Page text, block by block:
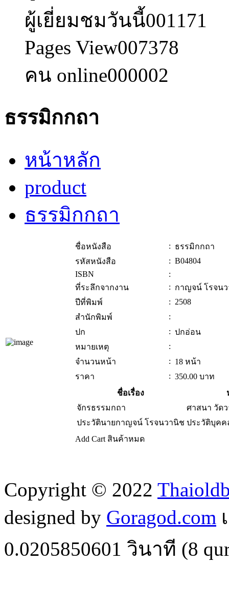
ผู้เยี่ยมชมวันนี้001171
Pages View007378
คน online000002
ธรรมิกกถา
หน้าหลัก
product
ธรรมิกกถา
ชื่อหนังสือ : ธรรมิกกถา
รหัสหนังสือ
: B04804
ISBN
:
ที่ระลึกจากงาน
: กาญจน์ โรจน
ปีที่พิมพ์
: 2508
สำนักพิมพ์
:
ปก
: ปกอ่อน
หมายเหตุ
:
จำนวนหน้า
: 18 หน้า
ราคา
: 350.00 บาท
ชื่อเรื่อง
จักรธรรมกถา
ศาสนา วัด
ประวัตินายกาญจน์ โรจนวานิช ประวัติบุคค
Add Cart สินค้าหมด
Copyright © 2022
designed by Goragod.com
0.0205850601 วินาที (8